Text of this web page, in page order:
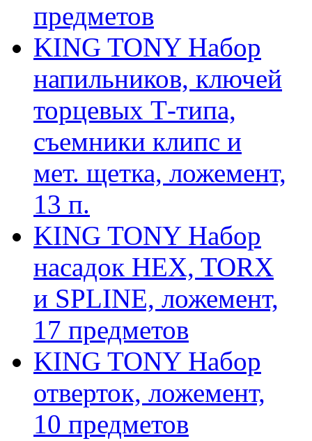
предметов
KING TONY Набор
напильников, ключей
торцевых Т-типа,
съемники клипс и
мет. щетка, ложемент,
13 п.
KING TONY Набор
насадок HEX, TORX
и SPLINE, ложемент,
17 предметов
KING TONY Набор
отверток, ложемент,
10 предметов